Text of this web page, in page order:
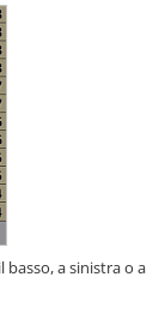
a sinistra o a